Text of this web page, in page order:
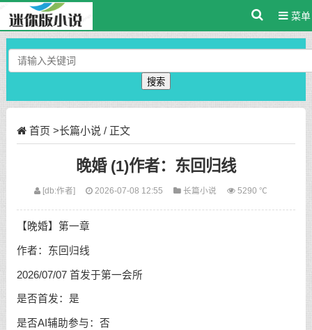
菜单
搜索
首页 >长篇小说 / 正文
晚婚 (1)作者：东回归线
[db:作者] 2026-07-08 12:55 长篇小说 5290 ℃
【晚婚】第一章
作者：东回归线
2026/07/07 首发于第一会所
是否首发：是
是否AI辅助参与：否